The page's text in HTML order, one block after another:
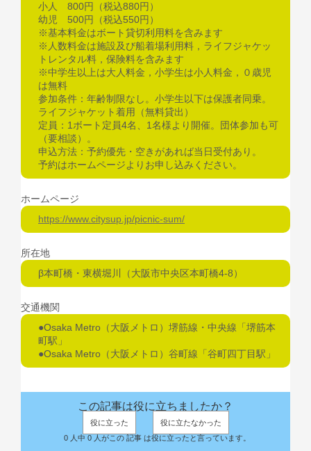
小人 800円（税込880円）
幼児 500円（税込550円）
※基本料金はボート貸切利用料を含みます
※人数料金は施設及び船着場利用料，ライフジャケッ
トレンタル料，保険料を含みます
※中学生以上は大人料金，小学生は小人料金，０歳児
は無料
参加条件：年齢制限なし。小学生以下は保護者同乗。
ライフジャケット着用（無料貸出）
定員：1ボート定員4名、1名様より開催。団体参加も可
（要相談）。
申込方法：予約優先・空きがあれば当日受付あり。
予約はホームページよりお申し込みください。
ホームページ
https://www.citysup.jp/picnic-sum/
所在地
β本町橋・東横堀川（大阪市中央区本町橋4-8）
交通機関
●Osaka Metro（大阪メトロ）堺筋線・中央線「堺筋本
町駅」
●Osaka Metro（大阪メトロ）谷町線「谷町四丁目駅」
この記事は役に立ちましたか？
役に立った
役に立たなかった
0 人中 0 人がこの 記事 は役に立ったと言っています。